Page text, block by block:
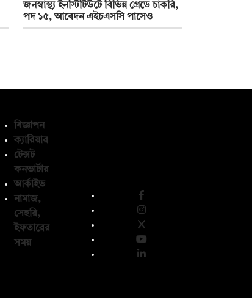
জনস্বাস্থ্য ইনস্টিটিউটে বিভিন্ন গ্রেডে চাকরি,
পদ ১৫, আবেদন এইচএসসি পাসেও
বিজ্ঞাপন
ক্যারিয়ার
টেক্সট
কনভার্টার
আর্কাইভ
নামাজ,
সেহরি,
ইফতারের
সময়